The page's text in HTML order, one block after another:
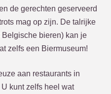
de gerechten geserveerd
mag op zijn. De talrijke
bieren) kan je
zelfs een Biermuseum!
aan restaurants in
kunt zelfs heel wat